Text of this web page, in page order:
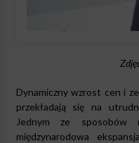
Dynamiczny wzrost cen i
przekładają się na
Jednym ze
międzynarodowa